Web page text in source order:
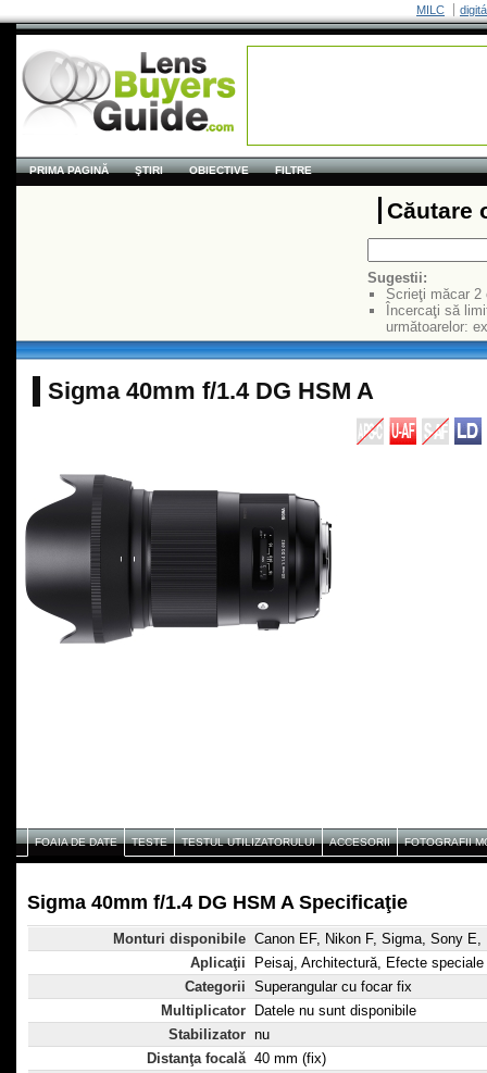
MILC
PRIMA PAGINĂ ŞTIRI OBIECTIVE FILTRE
Căutare
Sugestii:
Scrieţi măcar 2
Încercaţi să
următoarelor:
Sigma 40mm f/1.4 DG HSM A
FOAIA DE DATE TESTE TESTUL UTILIZATORULUI ACCESORII FOTOGRAFII
Sigma 40mm f/1.4 DG HSM A Specificaţie
Monturi disponibile Canon EF, Nikon F, Sigma, Sony E,
Aplicaţii
Peisaj, Architectură, Efecte speciale
Categorii Superangular cu focar fix
Multiplicator
Datele nu sunt disponibile
Stabilizator nu
Distanţa focală 40 mm (fix)